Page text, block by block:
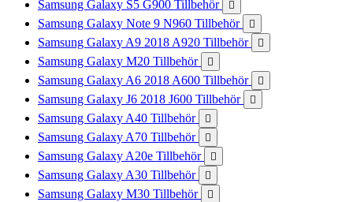
Samsung Galaxy S5 G900 Tillbehör 
Samsung Galaxy Note 9 N960 Tillbehör 
Samsung Galaxy A9 2018 A920 Tillbehör 
Samsung Galaxy M20 Tillbehör 
Samsung Galaxy A6 2018 A600 Tillbehör 
Samsung Galaxy J6 2018 J600 Tillbehör 
Samsung Galaxy A40 Tillbehör 
Samsung Galaxy A70 Tillbehör 
Samsung Galaxy A20e Tillbehör 
Samsung Galaxy A30 Tillbehör 
Samsung Galaxy M30 Tillbehör 